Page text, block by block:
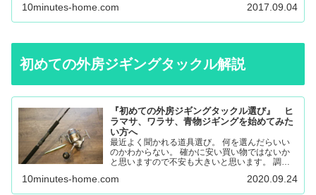
ド、、サーモントラウト、パンフィッシュ、ウォ
ール…
10minutes-home.com 2017.09.04
初めての外房ジギングタックル解説
『初めての外房ジギングタックル選び』 ヒ
ラマサ、ワラサ、青物ジギングを始めてみた
い方へ
最近よく聞かれる道具選び。 何を選んだらいい
のかわからない。 確かに安い買い物ではないか
と思いますので不安も大きいと思います。 調べ
ったり。 唯一の失敗しない道具選びは外房に通
いこんでいる人に聞く…
10minutes-home.com 2020.09.24